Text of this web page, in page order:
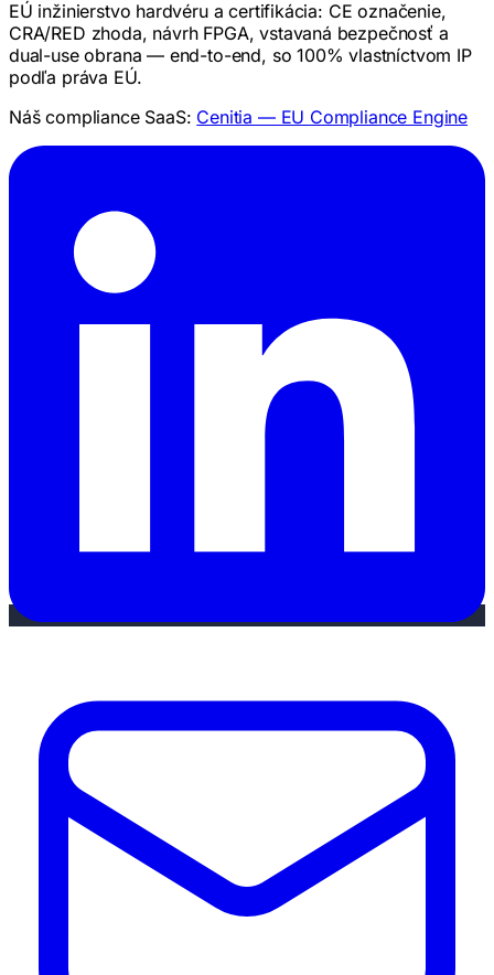
EÚ inžinierstvo hardvéru a certifikácia: CE označenie,
CRA/RED zhoda, návrh FPGA, vstavaná bezpečnosť a
dual-use obrana — end-to-end, so 100% vlastníctvom IP
podľa práva EÚ.
Náš compliance SaaS: Cenitia — EU Compliance Engine